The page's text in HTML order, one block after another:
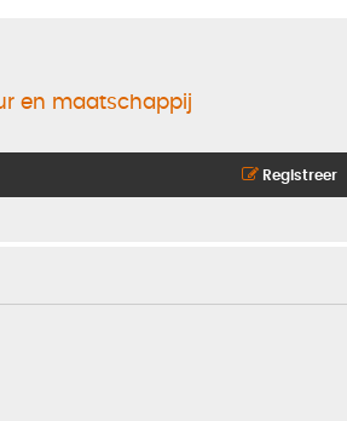
en maatschappij
Registreer